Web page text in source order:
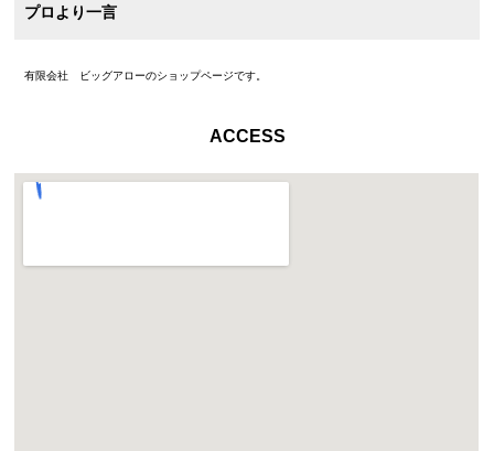
プロより一言
有限会社 ビッグアローのショップページです。
ACCESS